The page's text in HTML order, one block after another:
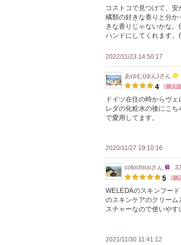
コストコで見つけて、
橘類の好きな香りと分
きな香りじゃないかな
ハンドにしてくれます。
2022/11/23 14:50:17
あゆむ(ゆん)さん
以
ン
バ
ー
に
お
4 購入品
ドイツ在住の時からヴ
レダの化粧水の後にこ
で愛用してます。
2020/11/27 19:10:16
cotochicoさん
25
人
以
上
5 購
WELEDAのスキンフー
のスキンケアのクリーム
スチャーなので使いや
2021/11/30 11:41:12